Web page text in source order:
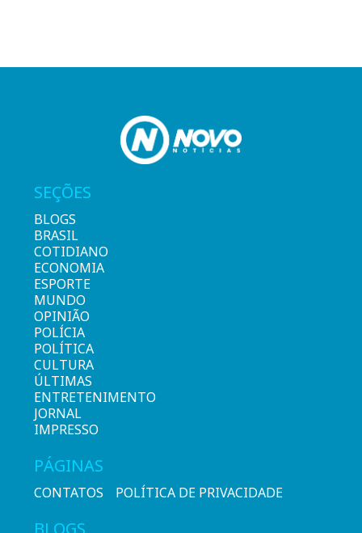
SEÇÕES
BLOGS
BRASIL
COTIDIANO
ECONOMIA
ESPORTE
MUNDO
OPINIÃO
POLÍCIA
POLÍTICA
CULTURA
ÚLTIMAS
ENTRETENIMENTO
JORNAL
IMPRESSO
PÁGINAS
CONTATOS POLÍTICA DE PRIVACIDADE